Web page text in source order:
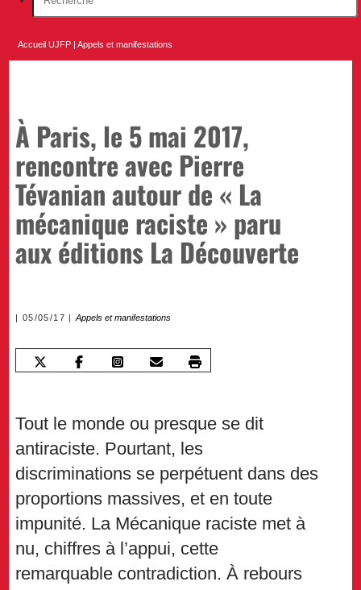
Accueil UJFP |Appels et manifestations
À Paris, le 5 mai 2017,
rencontre avec Pierre
Tévanian autour de « La
mécanique raciste » paru
aux éditions La Découverte
05/05/17 Appels et manifestations
Tout le monde ou presque se dit
antiraciste. Pourtant, les
discriminations se perpétuent dans des
proportions massives, et en toute
impunité. La Mécanique raciste met à
nu, chiffres à l’appui, cette
remarquable contradiction. À rebours